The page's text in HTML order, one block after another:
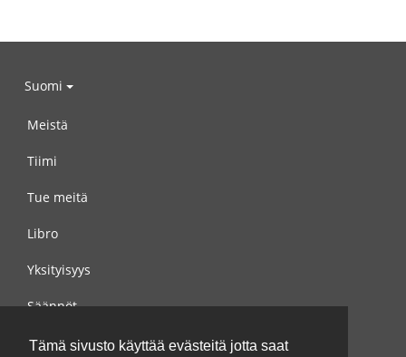
Tämä sivusto käyttää evästeitä jotta saat
Suomi
Meistä
Tiimi
Tue meitä
Libro
Yksityisyys
Säännöt
Ota yhteyttä meihin